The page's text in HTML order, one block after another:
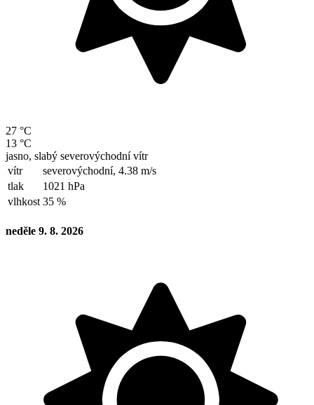
27 °C
13 °C
jasno, slabý severovýchodní vítr
vítr
severovýchodní, 4.38 m/s
tlak
1021 hPa
vlhkost 35 %
neděle 9. 8. 2026